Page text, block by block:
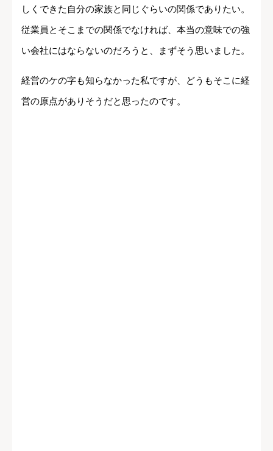
しくできた自分の家族と同じぐらいの関係でありたい。
従業員とそこまでの関係でなければ、本当の意味での強
い会社にはならないのだろうと、まずそう思いました。
経営のケの字も知らなかった私ですが、どうもそこに経
営の原点がありそうだと思ったのです。